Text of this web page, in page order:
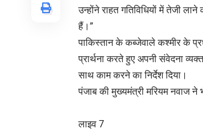
उन्होंने राहत गतिविधियों में तेजी
हैं।”
पाकिस्तान के कब्जेवाले कश्मीर के
प्रार्थना करते हुए अपनी संवेदना
साथ काम करने का निर्देश दिया।
पंजाब की मुख्यमंत्री मरियम नवाज
लाइव 7